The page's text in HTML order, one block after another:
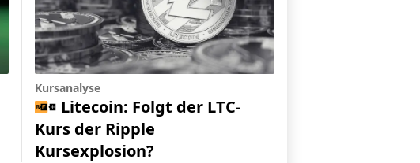
Kursanalyse
Litecoin: Folgt der LTC-
Kurs der Ripple
Kursexplosion?